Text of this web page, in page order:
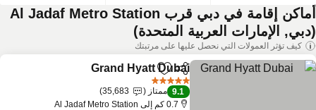
أماكن إقامة في دبي قرب Al Jadaf Metro Station
الإمارات العربية المتحدة)
كيف تؤثر العمولات التي نحصل عليها على مرتبتك
مشاركةAdd to favorites
Grand Hyatt Dubai
9.1 ممتاز
35,683
0.7 كم إلى Al Jadaf Metro Station